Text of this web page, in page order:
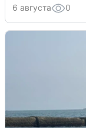
6 августа 0